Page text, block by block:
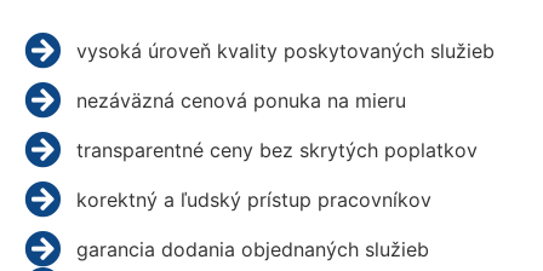
vysoká úroveň kvality poskytovaných služieb
nezáväzná cenová ponuka na mieru
transparentné ceny bez skrytých poplatkov
korektný a ľudský prístup pracovníkov
garancia dodania objednaných služieb